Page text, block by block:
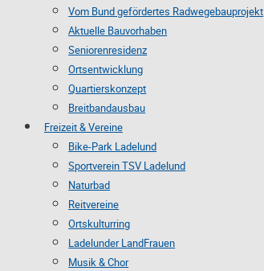
Vom Bund gefördertes Radwegebauprojekt
Aktuelle Bauvorhaben
Seniorenresidenz
Ortsentwicklung
Quartierskonzept
Breitbandausbau
Freizeit & Vereine
Bike-Park Ladelund
Sportverein TSV Ladelund
Naturbad
Reitvereine
Ortskulturring
Ladelunder LandFrauen
Musik & Chor